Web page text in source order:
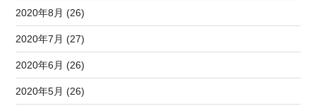
2020年8月 (26)
2020年7月 (27)
2020年6月 (26)
2020年5月 (26)